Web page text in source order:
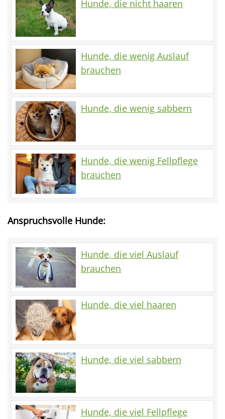
Hunde, die nicht haaren
Hunde, die wenig Auslauf
brauchen
Hunde, die wenig sabbern
Hunde, die wenig Fellpflege
brauchen
Anspruchsvolle Hunde:
Hunde, die viel Auslauf
brauchen
Hunde, die viel haaren
Hunde, die viel sabbern
Hunde, die viel Fellpflege